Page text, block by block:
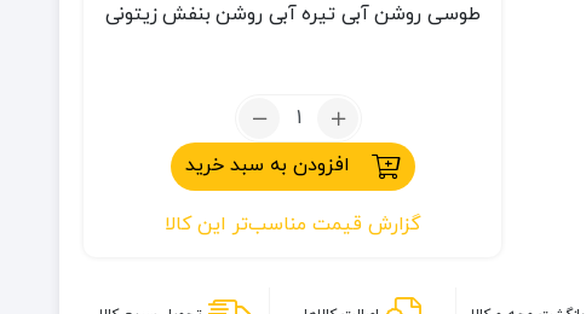
طوسی روشن آبی تیره آبی روشن بنفش زیتونی
تعداد:
حوله
مسافرتی
SANTO
افزودن به سبد خرید
گزارش قیمت مناسب‌تر این کالا